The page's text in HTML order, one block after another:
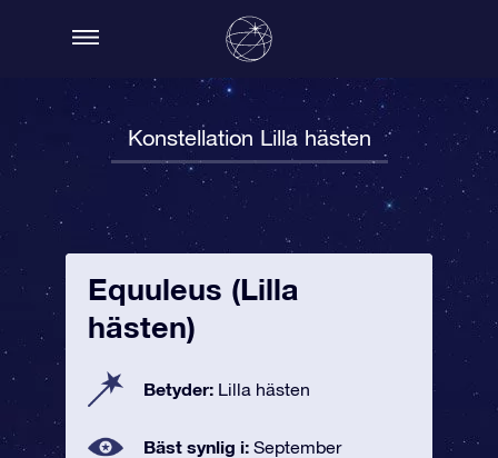
Konstellation Lilla hästen
Equuleus (Lilla
hästen)
Betyder: Lilla hästen
Bäst synlig i: September